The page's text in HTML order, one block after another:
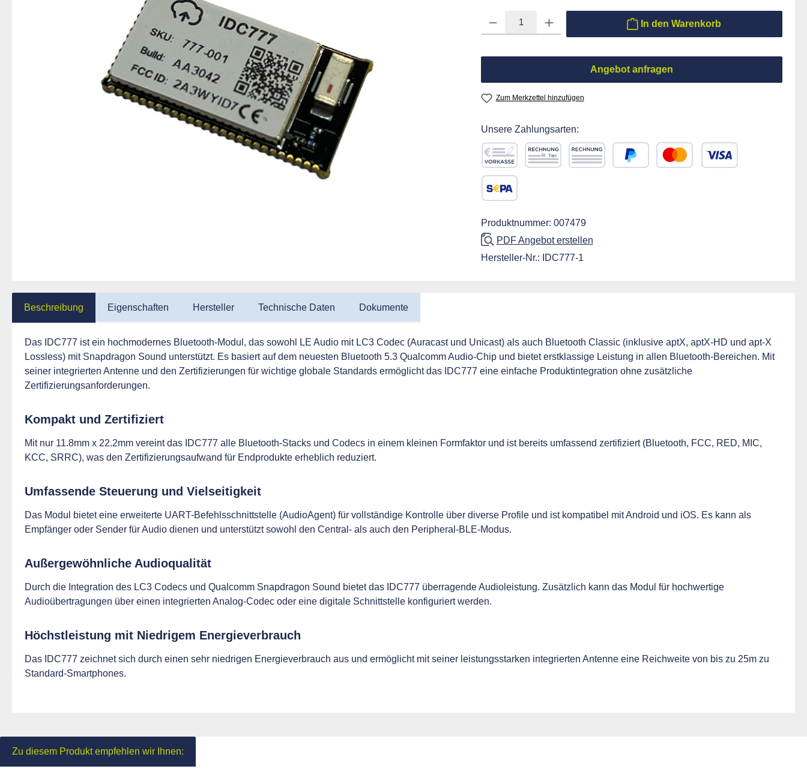
In den Warenkorb
Angebot anfragen
Zum Merkzettel hinzufügen
Unsere Zahlungsarten:
Vorkasse
Produktnummer: 007479
PDF Angebot erstellen
Hersteller-Nr.:
IDC777-1
Beschreibung Eigenschaften Hersteller Technische Daten Dokumente
Das IDC777 ist ein hochmodernes Bluetooth-Modul, das sowohl LE Audio mit LC3 Codec (Auracast und Unicast) als auch Bluetooth Classic (inklusive aptX, aptX-HD und apt-X
Lossless) mit Snapdragon Sound unterstützt. Es basiert auf dem neuesten Bluetooth 5.3 Qualcomm Audio-Chip und bietet erstklassige Leistung in allen Bluetooth-Bereichen. Mit
seiner integrierten Antenne und den Zertifizierungen für wichtige globale Standards ermöglicht das IDC777 eine einfache Produktintegration ohne zusätzliche
Zertifizierungsanforderungen.
Kompakt und Zertifiziert
Mit nur 11.8mm x 22.2mm vereint das IDC777 alle Bluetooth-Stacks und Codecs in einem kleinen Formfaktor und ist bereits umfassend zertifiziert (Bluetooth, FCC, RED, MIC,
KCC, SRRC), was den Zertifizierungsaufwand für Endprodukte erheblich reduziert.
Umfassende Steuerung und Vielseitigkeit
Das Modul bietet eine erweiterte UART-Befehlsschnittstelle (AudioAgent) für vollständige Kontrolle über diverse Profile und ist kompatibel mit Android und iOS. Es kann als
Empfänger oder Sender für Audio dienen und unterstützt sowohl den Central- als auch den Peripheral-BLE-Modus.
Außergewöhnliche Audioqualität
Durch die Integration des LC3 Codecs und Qualcomm Snapdragon Sound bietet das IDC777 überragende Audioleistung. Zusätzlich kann das Modul für hochwertige
Audioübertragungen über einen integrierten Analog-Codec oder eine digitale Schnittstelle konfiguriert werden.
Höchstleistung mit Niedrigem Energieverbrauch
Das IDC777 zeichnet sich durch einen sehr niedrigen Energieverbrauch aus und ermöglicht mit seiner leistungsstarken integrierten Antenne eine Reichweite von bis zu 25m zu
Standard-Smartphones.
Zu diesem Produkt empfehlen wir Ihnen: